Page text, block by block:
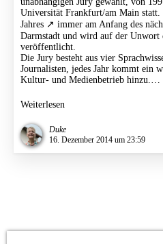
Universität Frankfurt/am Main statt.
Jahres
immer am Anfang des
Darmstadt und wird auf der Unwort
veröffentlicht.
Die Jury besteht aus vier
Journalisten, jedes Jahr kommt ein
Kultur- und Medienbetrieb hinzu.…
Weiterlesen
Duke
16. Dezember 2014 um 23:59